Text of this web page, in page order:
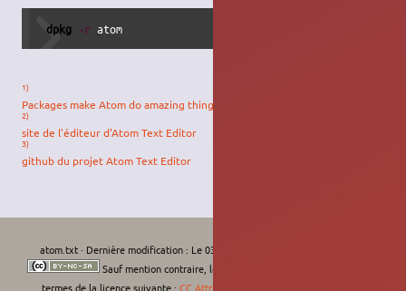
dpkg -r atom
1)
Packages make Atom do amazing things.
2)
site de l'éditeur d'Atom Text Editor
3)
github du projet Atom Text Editor
atom.txt· Dernière modification : Le 03/10/2025, 00:43
Sauf mention contraire, le contenu de ce wiki est placé sous les
termes de la licence suivante : CC Attribution-Noncommercial-Share Alike 4.0